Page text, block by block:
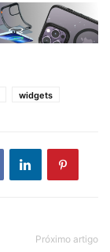
widgets
Próximo artigo